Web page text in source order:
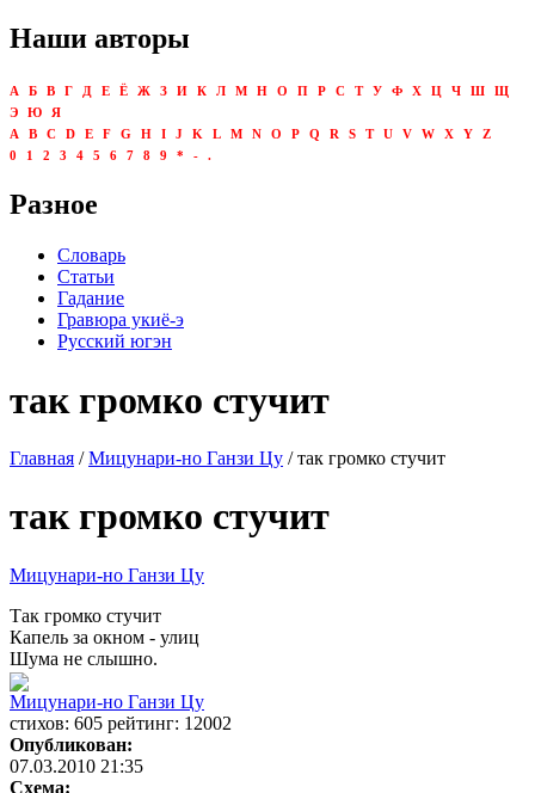
Наши авторы
А Б В Г Д Е Ё Ж З И К Л М Н О П Р С Т У Ф Х Ц Ч Ш
Щ
Э
Ю
Я
A
B C D E F G H I J K L M N O P Q R S T U V W X Y
Z
0
1 2 3 4 5 6 7 8 9 * - .
Разное
Словарь
Статьи
Гадание
Гравюра укиё-э
Русский югэн
так громко стучит
Главная /Мицунари-но Ганзи Цу / так громко стучит
так громко стучит
Мицунари-но Ганзи Цу
Так громко стучит
Капель за окном - улиц
Шума не слышно.
Мицунари-но Ганзи Цу
cтихов: 605 рейтинг: 12002
Опубликован:
07.03.2010 21:35
Схема: